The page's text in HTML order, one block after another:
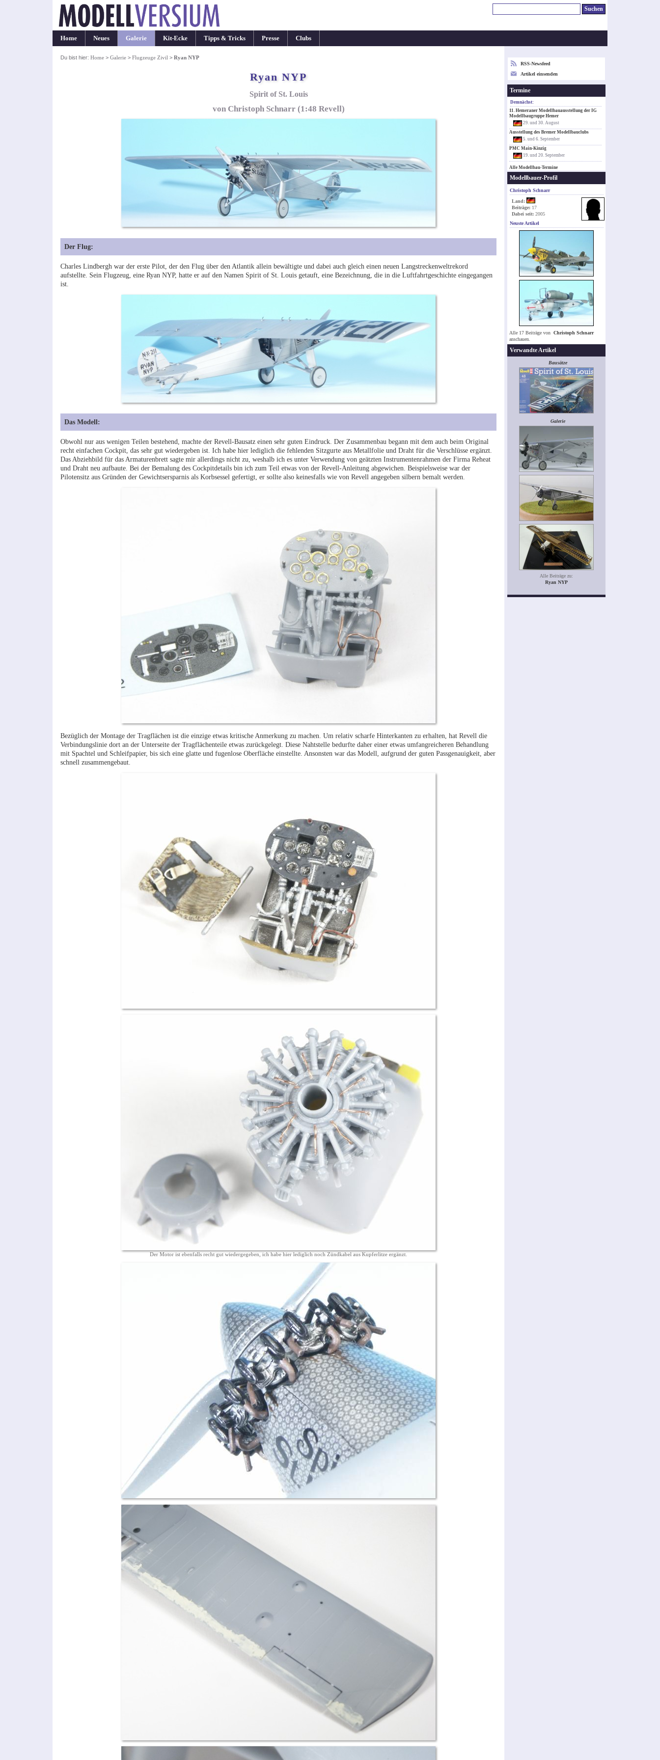
Home Neues Galerie Kit-Ecke Tipps & Tricks Presse Clubs
Du bist hier: Home> Galerie> Flugzeuge Zivil > Ryan NYP
Ryan NYP
Spirit of St. Louis
von Christoph Schnarr (1:48 Revell)
Der Flug:
Charles Lindbergh war der erste Pilot, der den Flug über den Atlantik allein bewältigte und dabei auch gleich einen neuen Langstreckenweltrekord
aufstellte. Sein Flugzeug, eine Ryan NYP, hatte er auf den Namen Spirit of St. Louis getauft, eine Bezeichnung, die in die Luftfahrtgeschichte eingegangen
ist.
Das Modell:
Obwohl nur aus wenigen Teilen bestehend, machte der Revell-Bausatz einen sehr guten Eindruck. Der Zusammenbau begann mit dem auch beim Original
recht einfachen Cockpit, das sehr gut wiedergeben ist. Ich habe hier lediglich die fehlenden Sitzgurte aus Metallfolie und Draht für die Verschlüsse ergänzt.
Das Abziehbild für das Armaturenbrett sagte mir allerdings nicht zu, weshalb ich es unter Verwendung von geätzten Instrumentenrahmen der Firma Reheat
und Draht neu aufbaute. Bei der Bemalung des Cockpitdetails bin ich zum Teil etwas von der Revell-Anleitung abgewichen. Beispielsweise war der
Pilotensitz aus Gründen der Gewichtsersparnis als Korbsessel gefertigt, er sollte also keinesfalls wie von Revell angegeben silbern bemalt werden.
Bezüglich der Montage der Tragflächen ist die einzige etwas kritische Anmerkung zu machen. Um relativ scharfe Hinterkanten zu erhalten, hat Revell die
Verbindungslinie dort an der Unterseite der Tragflächenteile etwas zurückgelegt. Diese Nahtstelle bedurfte daher einer etwas umfangreicheren Behandlung
mit Spachtel und Schleifpapier, bis sich eine glatte und fugenlose Oberfläche einstellte. Ansonsten war das Modell, aufgrund der guten Passgenauigkeit, aber
schnell zusammengebaut.
Der Motor ist ebenfalls recht gut wiedergegeben, ich habe hier lediglich noch Zündkabel aus Kupferlitze ergänzt.
RSS-Newsfeed
Artikel einsenden
Termine
Demnächst:
11. Hemeraner Modellbauausstellung der IG
Modellbaugruppe Hemer
29. und 30. August
Ausstellung des Bremer Modellbauclubs
5. und 6. September
PMC Main-Kinzig
19. und 20. September
Alle Modellbau-Termine
Modellbauer-Profil
Christoph Schnarr
Land:
Beiträge: 17
Dabei seit: 2005
Neuste Artikel
Alle 17 Beiträge von Christoph Schnarr
anschauen.
Verwandte Artikel
Bausätze
Galerie
Alle Beiträge zu:
Ryan NYP